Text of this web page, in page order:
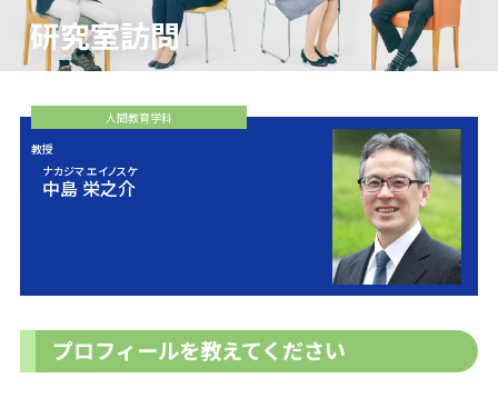
研究室訪問
人間教育学科
教授
ナカジマ エイノスケ
中島 栄之介
プロフィールを教えてください